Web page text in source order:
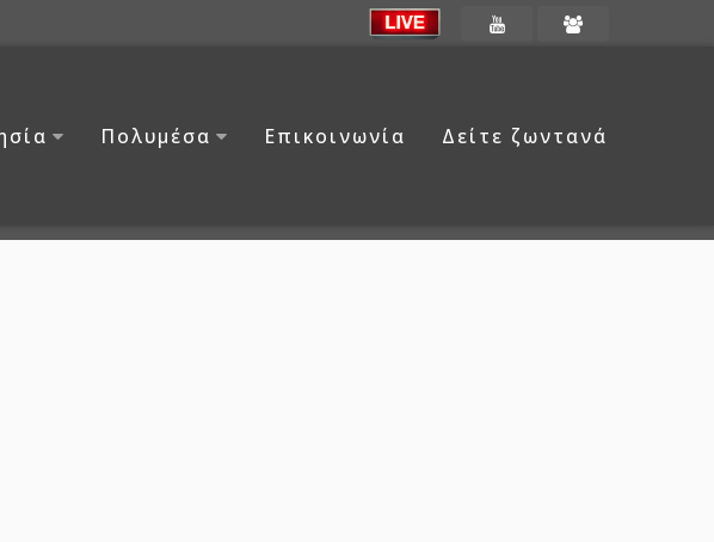
Πολυμέσα Επικοινωνία Δείτε ζωντανά